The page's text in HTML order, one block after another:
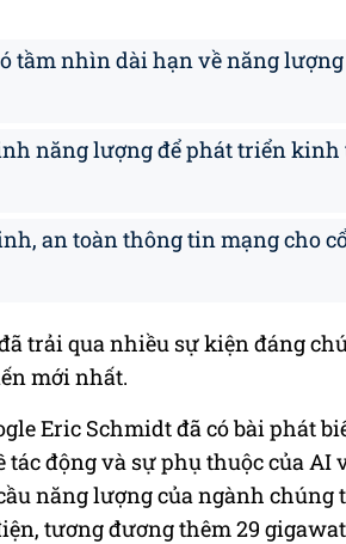
tầm nhìn dài hạn về năng
năng lượng để phát triển kinh
an toàn thông tin mạng cho
trải qua nhiều sự kiện đáng
mới nhất.
Eric Schmidt đã có bài phát
động và sự phụ thuộc của AI
năng lượng của ngành chúng
tương đương thêm 29